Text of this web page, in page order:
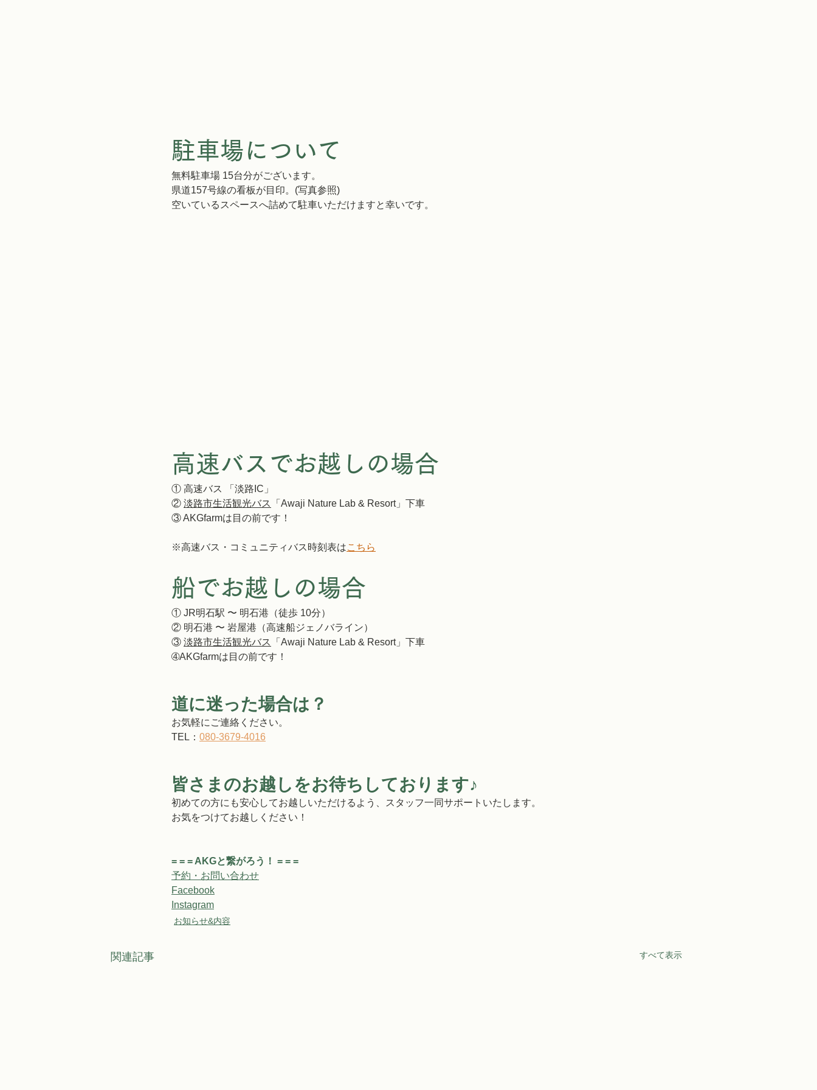
駐車場について
無料駐車場 15台分がございます。
県道157号線の看板が目印。(写真参照)
空いているスペースへ詰めて駐車いただけますと幸いです。
高速バスでお越しの場合
① 高速バス 「淡路IC」
② 淡路市生活観光バス
「Awaji Nature Lab & Resort」下車
③ AKGfarmは目の前です！
※高速バス・コミュニティバス時刻表はこちら
船でお越しの場合
① JR明石駅 〜 明石港（徒歩 10分）
② 明石港 〜 岩屋港（高速船ジェノバライン）
③ 淡路市生活観光バス 「Awaji Nature Lab & Resort」 下車
➃AKGfarmは目の前です！
道に迷った場合は？
お気軽にご連絡ください。
TEL： 080-3679-4016
皆さまのお越しをお待ちしております♪
初めての方にも安心してお越しいただけるよう、スタッフ一同サポートいたします。
お気をつけてお越しください！
= = = AKGと繋がろう！ = = =
予約・お問い合わせ
Facebook
Instagram
お知らせ&内容
関連記事 すべて表示